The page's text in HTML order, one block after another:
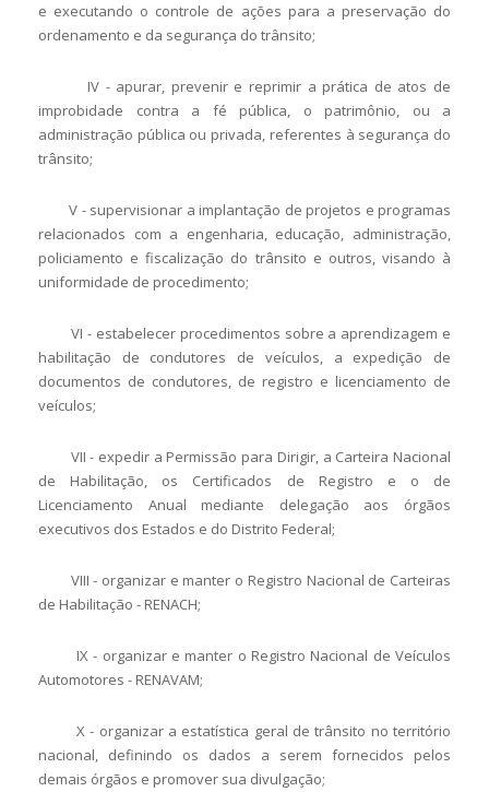
e executando o controle de ações para a preservação do
ordenamento e da segurança do trânsito;
IV - apurar, prevenir e reprimir a prática de atos de
improbidade contra a fé pública, o patrimônio, ou a
administração pública ou privada, referentes à segurança do
trânsito;
V - supervisionar a implantação de projetos e programas
relacionados com a engenharia, educação, administração,
policiamento e fiscalização do trânsito e outros, visando à
uniformidade de procedimento;
VI - estabelecer procedimentos sobre a aprendizagem e
habilitação de condutores de veículos, a expedição de
documentos de condutores, de registro e licenciamento de
veículos;
VII - expedir a Permissão para Dirigir, a Carteira Nacional
de Habilitação, os Certificados de Registro e o de
Licenciamento Anual mediante delegação aos órgãos
executivos dos Estados e do Distrito Federal;
VIII - organizar e manter o Registro Nacional de Carteiras
de Habilitação - RENACH;
IX - organizar e manter o Registro Nacional de Veículos
Automotores - RENAVAM;
X - organizar a estatística geral de trânsito no território
nacional, definindo os dados a serem fornecidos pelos
demais órgãos e promover sua divulgação;